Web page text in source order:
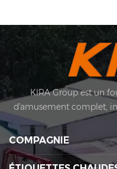
KIRA Group est un
d'amusement complet,
production, la vente,
Couvertures d'entreprise
fabrication, planification
technologie sportive,
COMPAGNIE